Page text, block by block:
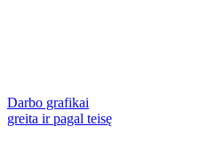
Darbo grafikai
greita ir pagal teisę